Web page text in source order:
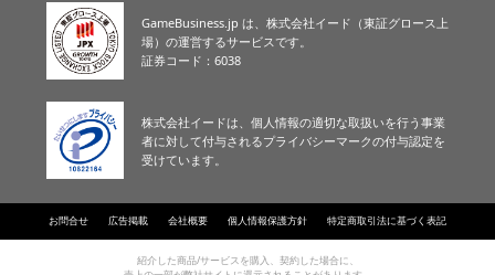
GameBusiness.jp は、株式会社イード（東証グロース上
場）の運営するサービスです。
証券コード：6038
株式会社イードは、個人情報の適切な取扱いを行う事業
者に対して付与されるプライバシーマークの付与認定を
受けています。
お問合せ 広告掲載 会社概要 個人情報保護方針 特定商取引法に基づく表記
紹介した商品/サービスを購入、契約した場合に、